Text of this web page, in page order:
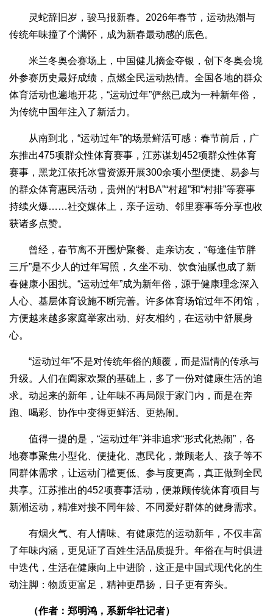
灵蛇辞旧岁，骏马报新春。2026年春节，运动热潮与
传统年味撞了个满怀，成为新春最动感的底色。
米兰冬奥会赛场上，中国健儿摘金夺银，创下冬奥会境
外参赛历史最好成绩，点燃全民运动热情。全国各地的群众
体育活动也遍地开花，“运动过年”俨然已成为一种新年俗，
为传统中国年注入了新活力。
从南到北，“运动过年”的场景鲜活可感：春节前后，广
东推出475项群众性体育赛事，江苏谋划452项群众性体育
赛事，黑龙江依托冰雪资源开展300余项小型便捷、易参与
的群众体育惠民活动，贵州的“村BA”“村超”和“村排”等赛事
持续火爆……社交媒体上，亲子运动、邻里赛事等分享也收
获诸多点赞。
曾经，春节离不开围炉聚餐、走亲访友，“每逢佳节胖
三斤”是不少人的过年写照，久坐不动、饮食油腻也成了新
春健康小困扰。“运动过年”成为新年俗，源于健康理念深入
人心、基层体育设施不断完善。许多体育场馆过年不闭馆，
方便越来越多家庭举家出动、好友相约，在运动中舒展身
心。
“运动过年”不是对传统年俗的颠覆，而是温情的传承与
升级。人们在阖家欢聚的基础上，多了一份对健康生活的追
求。动起来的新年，让年味不再局限于家门内，而是在奔
跑、喝彩、协作中变得更鲜活、更热闹。
值得一提的是，“运动过年”并非追求“形式化热闹”，各
地赛事聚焦小型化、便捷化、惠民化，兼顾老人、孩子等不
同群体需求，让运动门槛更低、参与度更高，真正做到全民
共享。江苏推出的452项赛事活动，便兼顾传统体育项目与
新潮运动，精准对接不同年龄、不同爱好群体的健身需求。
有烟火气、有人情味、有健康范的运动新年，不仅丰富
了年味内涵，更见证了百姓生活品质提升。年俗在与时俱进
中迭代，生活在健康向上中进阶，这正是中国式现代化的生
动注脚：物质更富足，精神更昂扬，日子更有奔头。
（作者：郑明鸿，系新华社记者）